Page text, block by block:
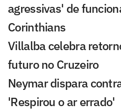
agressivas' de
Corinthians
Villalba celebra
futuro no Cruzeiro
Neymar dispara
'Respirou o ar errado'